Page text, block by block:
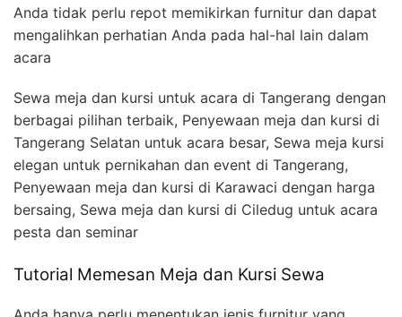
Anda tidak perlu repot memikirkan furnitur dan dapat
mengalihkan perhatian Anda pada hal-hal lain dalam
acara
Sewa meja dan kursi untuk acara di Tangerang dengan
berbagai pilihan terbaik, Penyewaan meja dan kursi di
Tangerang Selatan untuk acara besar, Sewa meja kursi
elegan untuk pernikahan dan event di Tangerang,
Penyewaan meja dan kursi di Karawaci dengan harga
bersaing, Sewa meja dan kursi di Ciledug untuk acara
pesta dan seminar
Tutorial Memesan Meja dan Kursi Sewa